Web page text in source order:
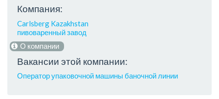
Компания:
Carlsberg Kazakhstan
пивоваренный завод
О компании
Вакансии этой компании:
Оператор упаковочной машины баночной линии